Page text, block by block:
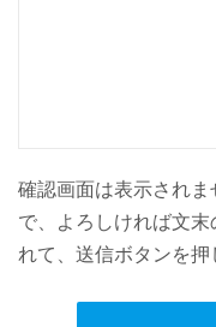
確認画面は表示され
で、よろしければ文
れて、送信ボタンを押